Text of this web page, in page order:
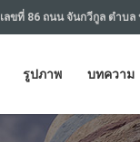
เลขที่ 86 ถนน จันกวีกูล ตำบล
รูปภาพ บทความ